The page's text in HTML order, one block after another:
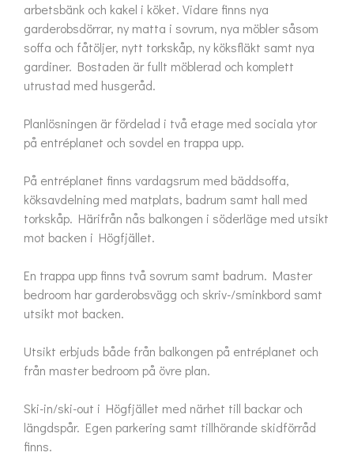
arbetsbänk och kakel i köket. Vidare finns nya
garderobsdörrar, ny matta i sovrum, nya möbler såsom
soffa och fåtöljer, nytt torkskåp, ny köksfläkt samt nya
gardiner. Bostaden är fullt möblerad och komplett
utrustad med husgeråd.
Planlösningen är fördelad i två etage med sociala ytor
på entréplanet och sovdel en trappa upp.
På entréplanet finns vardagsrum med bäddsoffa,
köksavdelning med matplats, badrum samt hall med
torkskåp. Härifrån nås balkongen i söderläge med utsikt
mot backen i Högfjället.
En trappa upp finns två sovrum samt badrum. Master
bedroom har garderobsvägg och skriv-/sminkbord samt
utsikt mot backen.
Utsikt erbjuds både från balkongen på entréplanet och
från master bedroom på övre plan.
Ski-in/ski-out i Högfjället med närhet till backar och
längdspår. Egen parkering samt tillhörande skidförråd
finns.